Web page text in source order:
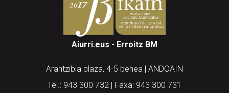
Aiurri.eus - Erroitz BM
Arantzibia plaza, 4-5 behea | ANDOAIN
Tel.: 943 300 732 | Faxa: 943 300 731